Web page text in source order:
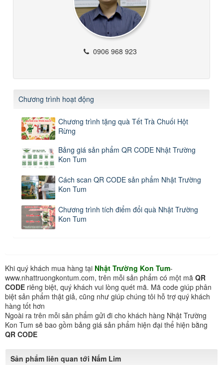
0906 968 923
Chương trình hoạt động
Chương trình tặng quà Tết Trà Chuối Hột
Rừng
Bảng giá sản phẩm QR CODE Nhật Trường
Kon Tum
Cách scan QR CODE sản phẩm Nhật Trường
Kon Tum
Chương trình tích điểm đổi quà Nhật Trường
Kon Tum
Khi quý khách mua hàng tại Nhật Trường Kon Tum-
www.nhattruongkontum.com, trên mỗi sản phẩm có một mã QR
CODE riêng biệt, quý khách vui lòng quét mã. Mã code giúp phân
biệt sản phẩm thật giả, cũng như giúp chúng tôi hỗ trợ quý khách
hàng tốt hơn
Ngoài ra trên mỗi sản phẩm gửi đi cho khách hàng Nhật Trường
Kon Tum sẽ bao gồm bảng giá sản phẩm hiện đại thể hiện bằng
QR CODE
Sản phẩm liên quan tới Nấm Lim